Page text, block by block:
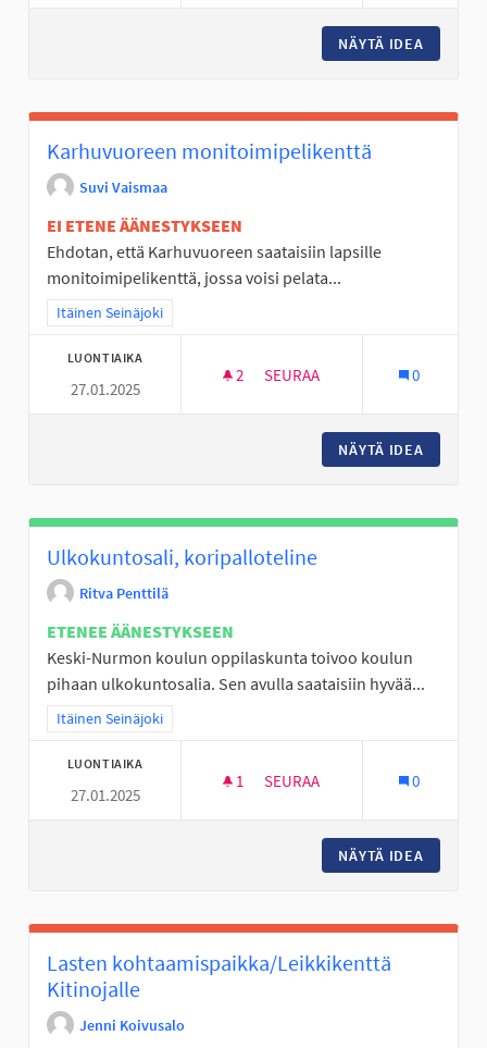
NÄYTÄ IDEA
Karhuvuoreen monitoimipelikenttä
Suvi Vaismaa
EI ETENE ÄÄNESTYKSEEN
Ehdotan, että Karhuvuoreen saataisiin lapsille
monitoimipelikenttä, jossa voisi pelata...
Rajaa tulokset teeman mukaan: Itäinen Seinäjoki
Itäinen Seinäjoki
LUONTIAIKA
27.01.2025
2 2 SEURAAJAA
SEURAA 0
NÄYTÄ IDEA
Ulkokuntosali, koripalloteline
Ritva Penttilä
ETENEE ÄÄNESTYKSEEN
Keski-Nurmon koulun oppilaskunta toivoo koulun
pihaan ulkokuntosalia. Sen avulla saataisiin hyvää...
Rajaa tulokset teeman mukaan: Itäinen Seinäjoki
Itäinen Seinäjoki
LUONTIAIKA
27.01.2025
1 1 SEURAAJA
SEURAA 0
NÄYTÄ IDEA
Lasten kohtaamispaikka/Leikkikenttä
Kitinojalle
Jenni Koivusalo